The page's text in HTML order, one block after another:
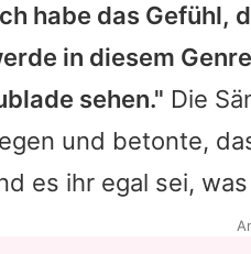
habe das Gefühl,
in diesem
sehen." Die
und betonte,
es ihr egal sei,